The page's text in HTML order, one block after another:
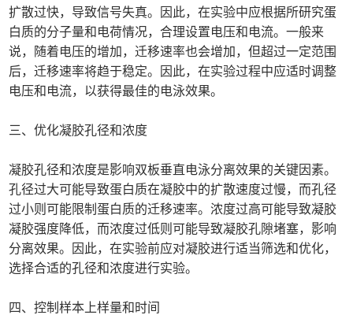
扩散过快，导致信号失真。因此，在实验中应根据所研究蛋
白质的分子量和电荷情况，合理设置电压和电流。一般来
说，随着电压的增加，迁移速率也会增加，但超过一定范围
后，迁移速率将趋于稳定。因此，在实验过程中应适时调整
电压和电流，以获得最佳的电泳效果。
三、优化凝胶孔径和浓度
凝胶孔径和浓度是影响双板垂直电泳分离效果的关键因素。
孔径过大可能导致蛋白质在凝胶中的扩散速度过慢，而孔径
过小则可能限制蛋白质的迁移速率。浓度过高可能导致凝胶
凝胶强度降低，而浓度过低则可能导致凝胶孔隙堵塞，影响
分离效果。因此，在实验前应对凝胶进行适当筛选和优化，
选择合适的孔径和浓度进行实验。
四、控制样本上样量和时间